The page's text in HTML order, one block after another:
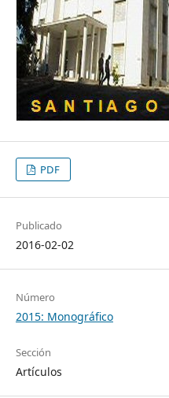
PDF
Publicado
2016-02-02
Número
2015: Monográfico
Sección
Artículos